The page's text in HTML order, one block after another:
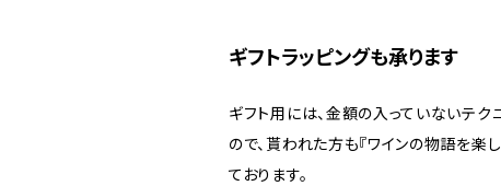
ギフトラッピングも承ります
ギフト用には、金額の入っていないテ
ので、貰われた方も『ワインの物語を楽
ております。